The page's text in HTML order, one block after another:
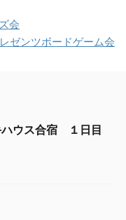
会
ゼンツボードゲーム会
ウス合宿 １日目